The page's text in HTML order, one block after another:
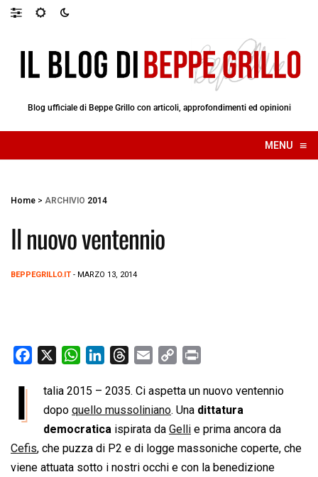
Blog ufficiale di Beppe Grillo con articoli, approfondimenti ed opinioni
MENU ≡
☰
Home > ARCHIVIO 2014
Il nuovo ventennio
BEPPEGRILLO.IT - MARZO 13, 2014
o
o
W
a
t
s
A
p
n
k
e
d
I
r
e
a
d
s
a
i
l
p
y
L
i
n
i
n
t
I
talia 2015 – 2035. Ci aspetta un nuovo ventennio
dopo quello mussoliniano. Una dittatura
democratica ispirata da Gelli e prima ancora da
Cefis, che puzza di P2 e di logge massoniche coperte, che
viene attuata sotto i nostri occhi e con la benedizione